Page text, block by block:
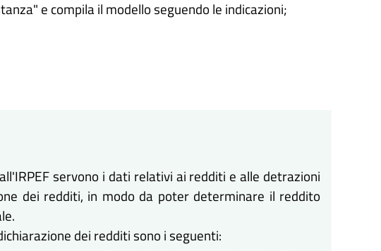
e compila il modello seguendo le indicazioni;
servono i dati relativi ai redditi e alle detrazioni
dei redditi, in modo da poter determinare il reddito
dei redditi sono i seguenti: